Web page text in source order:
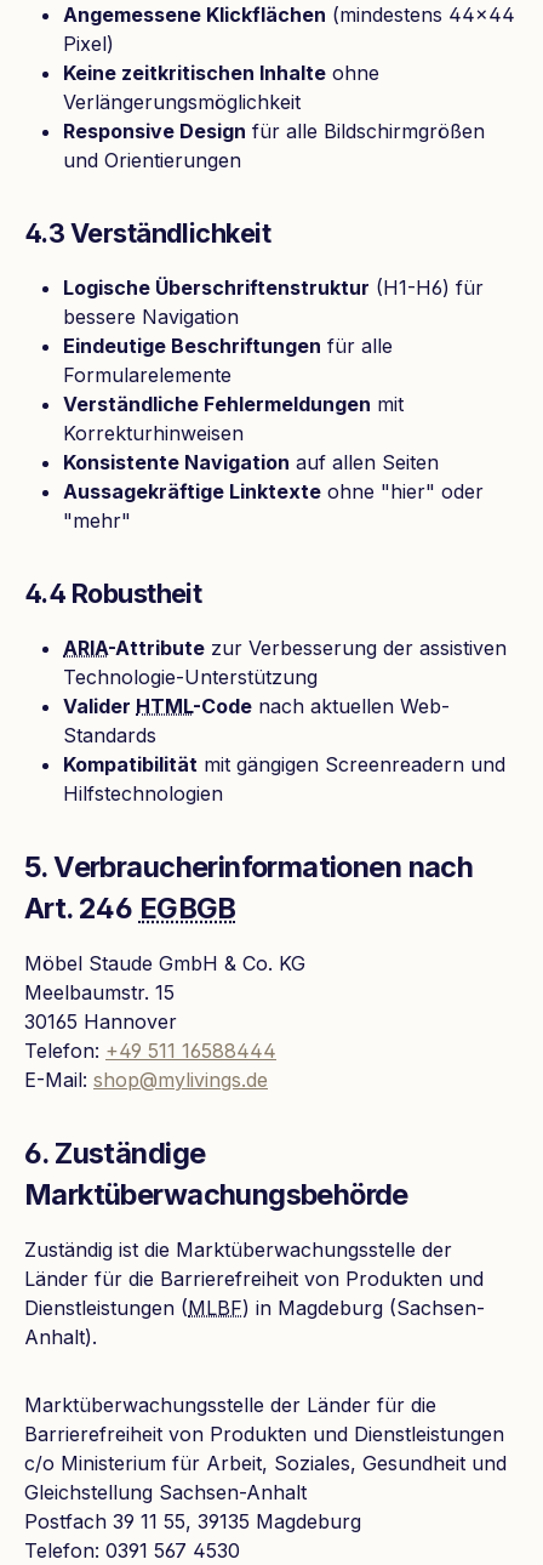
Angemessene Klickflächen (mindestens 44×44
Pixel)
Keine zeitkritischen Inhalte ohne
Verlängerungsmöglichkeit
Responsive Design für alle Bildschirmgrößen
und Orientierungen
4.3 Verständlichkeit
Logische Überschriftenstruktur (H1-H6) für
bessere Navigation
Eindeutige Beschriftungen für alle
Formularelemente
Verständliche Fehlermeldungen mit
Korrekturhinweisen
Konsistente Navigation auf allen Seiten
Aussagekräftige Linktexte ohne "hier" oder
"mehr"
4.4 Robustheit
ARIA-Attribute zur Verbesserung der assistiven
Technologie-Unterstützung
Valider HTML-Code nach aktuellen Web-
Standards
Kompatibilität mit gängigen Screenreadern und
Hilfstechnologien
5. Verbraucherinformationen nach
Art. 246 EGBGB
Möbel Staude GmbH & Co. KG
Meelbaumstr. 15
30165 Hannover
Telefon: +49 511 16588444
E-Mail: shop@mylivings.de
6. Zuständige
Marktüberwachungsbehörde
Zuständig ist die Marktüberwachungsstelle der
Länder für die Barrierefreiheit von Produkten und
Dienstleistungen (MLBF) in Magdeburg (Sachsen-
Anhalt).
Marktüberwachungsstelle der Länder für die
Barrierefreiheit von Produkten und Dienstleistungen
c/o Ministerium für Arbeit, Soziales, Gesundheit und
Gleichstellung Sachsen-Anhalt
Postfach 39 11 55, 39135 Magdeburg
Telefon: 0391 567 4530